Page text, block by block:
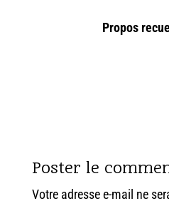
Propos
Poster le
Votre adresse e-mail ne